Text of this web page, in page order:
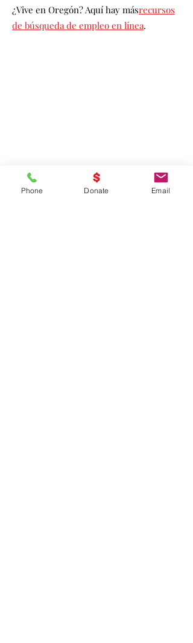
¿Vive en Oregón? Aquí hay másrecursos
de búsqueda de empleo en línea.
Phone Donate Email